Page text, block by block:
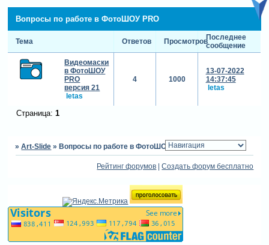
Вопросы по работе в ФотоШОУ PRO
Тема Ответов ПросмотровПоследнее
сообщение
Видеомаски
в ФотоШОУ
PRO
версия 21
letas
4 1000
13-07-2022
14:37:45
letas
Страница: 1
»Art-Slide »Вопросы по работе в ФотоШОУ PRO
Рейтинг форумов |Создать форум бесплатно